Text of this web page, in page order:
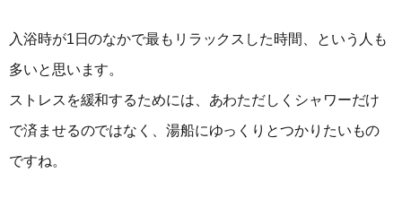
入浴時が1日のなかで最もリラックスした時間、という人も
多いと思います。
ストレスを緩和するためには、あわただしくシャワーだけ
で済ませるのではなく、湯船にゆっくりとつかりたいもの
ですね。